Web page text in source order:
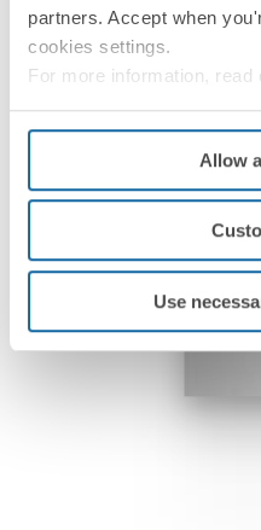
partners. Accept when
cookies settings.
For more information, read
Allow
Use